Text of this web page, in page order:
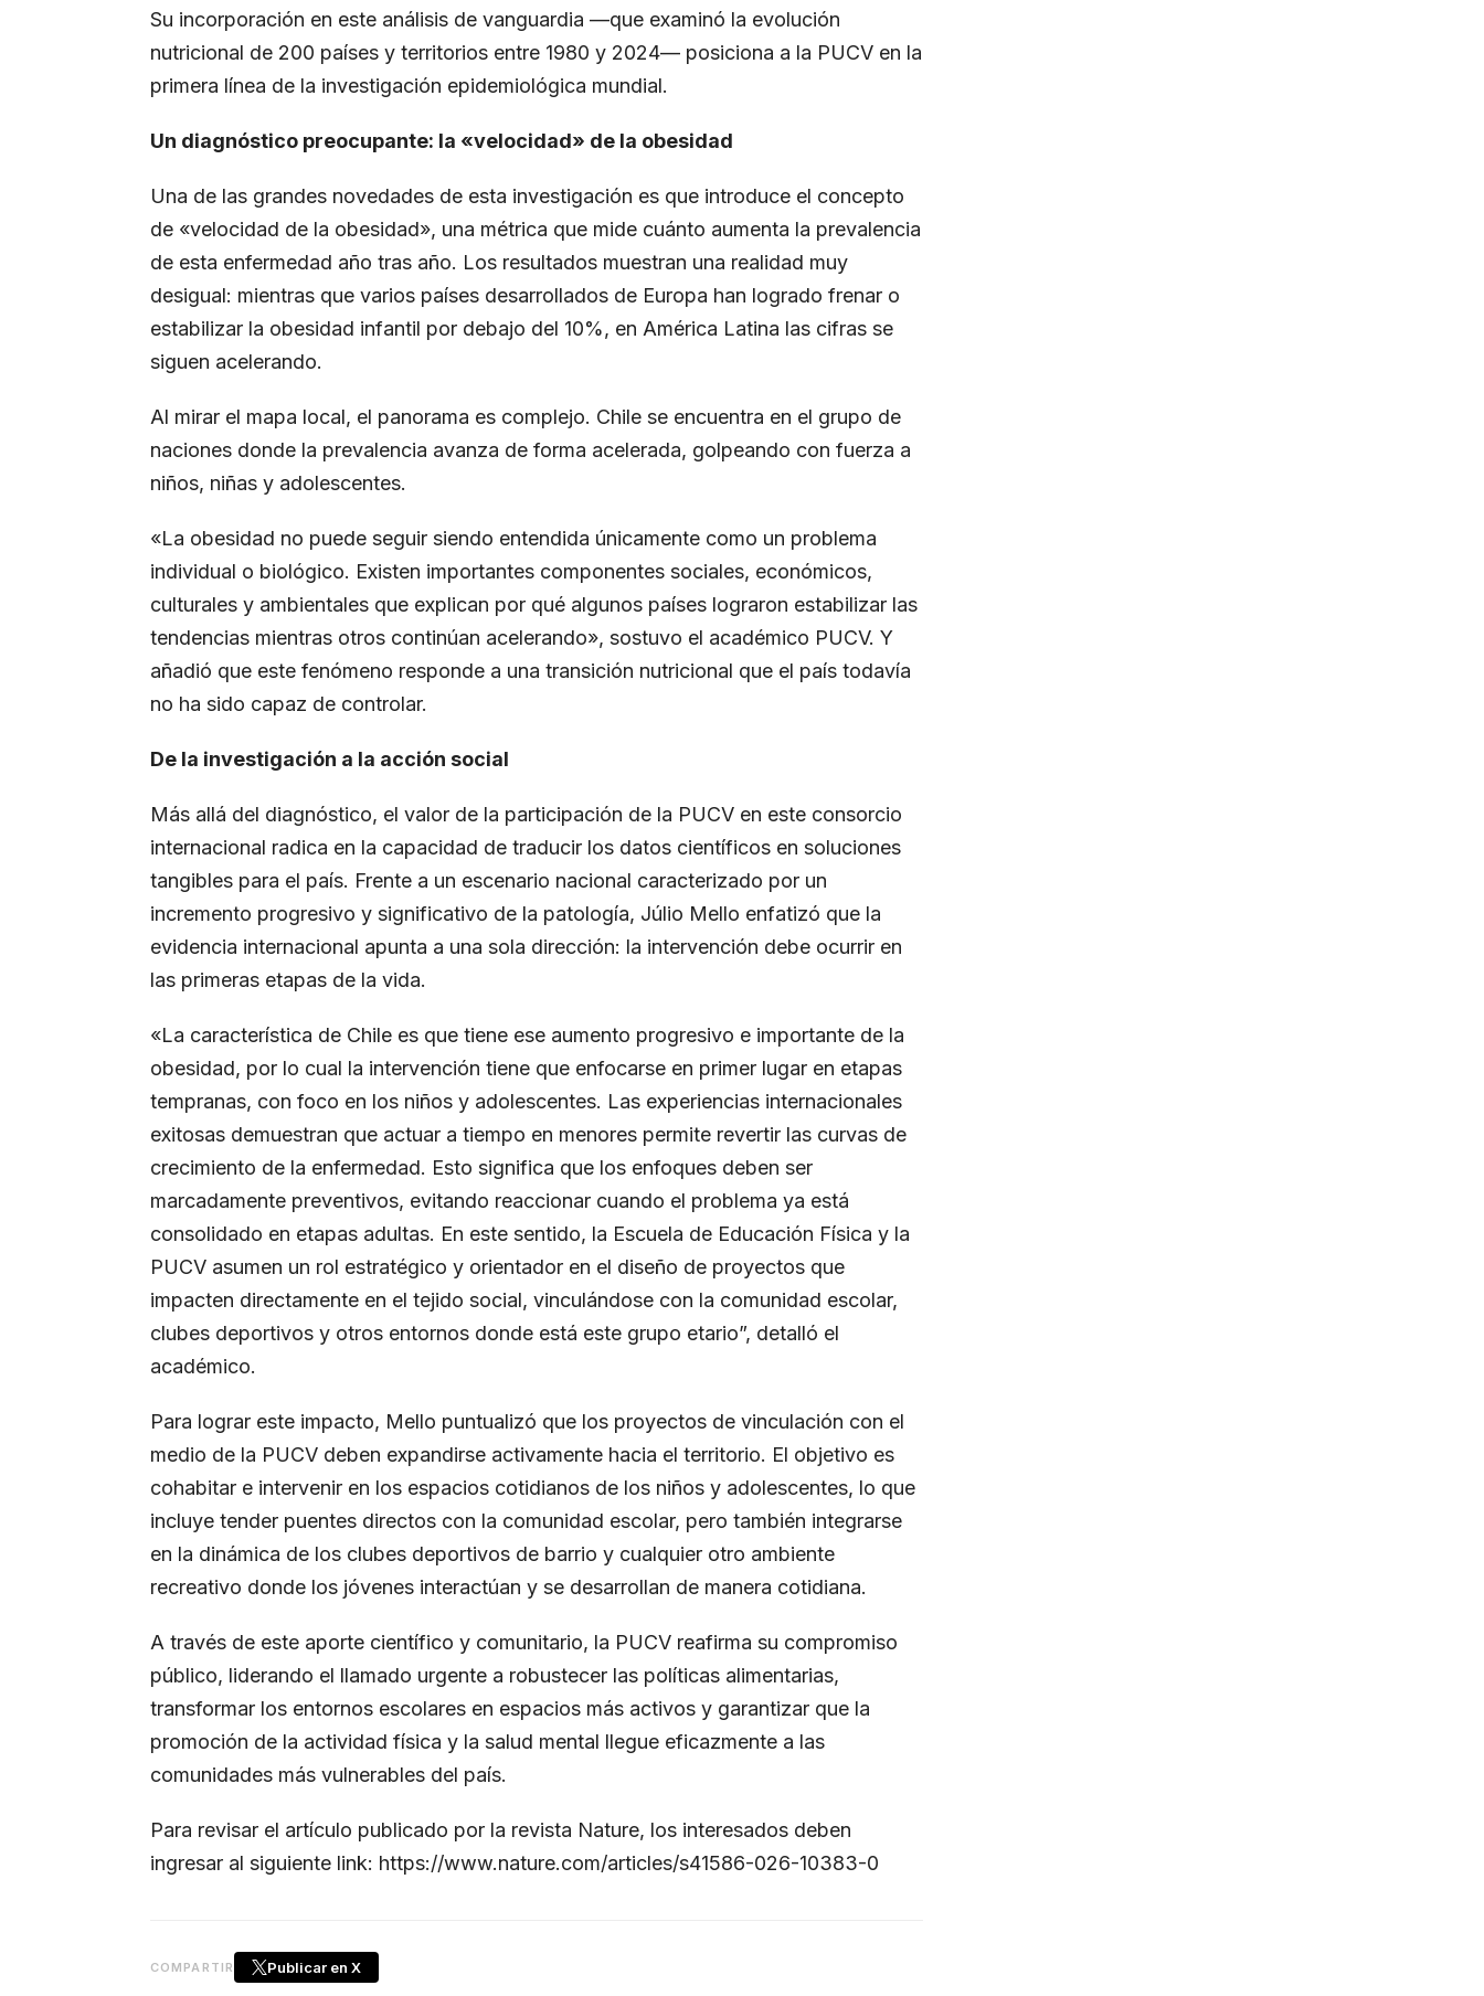
Su incorporación en este análisis de vanguardia —que examinó la evolución
nutricional de 200 países y territorios entre 1980 y 2024— posiciona a la PUCV en la
primera línea de la investigación epidemiológica mundial.
Un diagnóstico preocupante: la «velocidad» de la obesidad
Una de las grandes novedades de esta investigación es que introduce el concepto
de «velocidad de la obesidad», una métrica que mide cuánto aumenta la prevalencia
de esta enfermedad año tras año. Los resultados muestran una realidad muy
desigual: mientras que varios países desarrollados de Europa han logrado frenar o
estabilizar la obesidad infantil por debajo del 10%, en América Latina las cifras se
siguen acelerando.
Al mirar el mapa local, el panorama es complejo. Chile se encuentra en el grupo de
naciones donde la prevalencia avanza de forma acelerada, golpeando con fuerza a
niños, niñas y adolescentes.
«La obesidad no puede seguir siendo entendida únicamente como un problema
individual o biológico. Existen importantes componentes sociales, económicos,
culturales y ambientales que explican por qué algunos países lograron estabilizar las
tendencias mientras otros continúan acelerando», sostuvo el académico PUCV. Y
añadió que este fenómeno responde a una transición nutricional que el país todavía
no ha sido capaz de controlar.
De la investigación a la acción social
Más allá del diagnóstico, el valor de la participación de la PUCV en este consorcio
internacional radica en la capacidad de traducir los datos científicos en soluciones
tangibles para el país. Frente a un escenario nacional caracterizado por un
incremento progresivo y significativo de la patología, Júlio Mello enfatizó que la
evidencia internacional apunta a una sola dirección: la intervención debe ocurrir en
las primeras etapas de la vida.
«La característica de Chile es que tiene ese aumento progresivo e importante de la
obesidad, por lo cual la intervención tiene que enfocarse en primer lugar en etapas
tempranas, con foco en los niños y adolescentes. Las experiencias internacionales
exitosas demuestran que actuar a tiempo en menores permite revertir las curvas de
crecimiento de la enfermedad. Esto significa que los enfoques deben ser
marcadamente preventivos, evitando reaccionar cuando el problema ya está
consolidado en etapas adultas. En este sentido, la Escuela de Educación Física y la
PUCV asumen un rol estratégico y orientador en el diseño de proyectos que
impacten directamente en el tejido social, vinculándose con la comunidad escolar,
clubes deportivos y otros entornos donde está este grupo etario”, detalló el
académico.
Para lograr este impacto, Mello puntualizó que los proyectos de vinculación con el
medio de la PUCV deben expandirse activamente hacia el territorio. El objetivo es
cohabitar e intervenir en los espacios cotidianos de los niños y adolescentes, lo que
incluye tender puentes directos con la comunidad escolar, pero también integrarse
en la dinámica de los clubes deportivos de barrio y cualquier otro ambiente
recreativo donde los jóvenes interactúan y se desarrollan de manera cotidiana.
A través de este aporte científico y comunitario, la PUCV reafirma su compromiso
público, liderando el llamado urgente a robustecer las políticas alimentarias,
transformar los entornos escolares en espacios más activos y garantizar que la
promoción de la actividad física y la salud mental llegue eficazmente a las
comunidades más vulnerables del país.
Para revisar el artículo publicado por la revista Nature, los interesados deben
ingresar al siguiente link: https://www.nature.com/articles/s41586-026-10383-0
COMPARTIR Publicar en X